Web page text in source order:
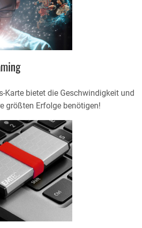
Karte bietet die Geschwindigkeit und
größten Erfolge benötigen!